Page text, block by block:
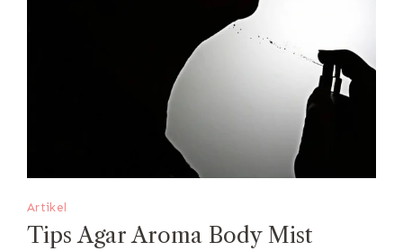
Artikel
Tips Agar Aroma Body Mist